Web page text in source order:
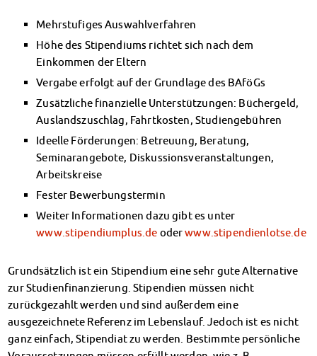
Rechtsberatung
Chatberatung
FAQs Soziales & Beratung
Dokumente
AnsprechpartnerInnen
Kultur & Internationales
Wohnen für Internationals
IKUS und InterKultiTreff
KreativWorkshops
Magdeburger Studierendentage
AnsprechpartnerInnen
Kita CampusKids
Voranmeldung KiTa-Platz
Randzeitenbetreuung
Anmeldung
Nutzungsbedingungen
Mehrstufiges Auswahlverfahren
Höhe des Stipendiums richtet sich nach dem
Einkommen der Eltern
Vergabe erfolgt auf der Grundlage des BAföGs
Zusätzliche finanzielle Unterstützungen: Büchergeld,
Auslandszuschlag, Fahrtkosten, Studiengebühren
Ideelle Förderungen: Betreuung, Beratung,
Seminarangebote, Diskussionsveranstaltungen,
Arbeitskreise
Fester Bewerbungstermin
Weiter Informationen dazu gibt es unter
www.stipendiumplus.de oderwww.stipendienlotse.de
Grundsätzlich ist ein Stipendium eine sehr gute Alternative
zur Studienfinanzierung. Stipendien müssen nicht
zurückgezahlt werden und sind außerdem eine
ausgezeichnete Referenz im Lebenslauf. Jedoch ist es nicht
ganz einfach, Stipendiat zu werden. Bestimmte persönliche